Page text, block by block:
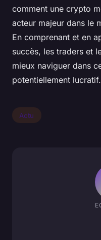
comment une crypto
acteur majeur dans le
En comprenant et en
succès, les traders et
mieux naviguer dans
potentiellement lucratif.
Actu